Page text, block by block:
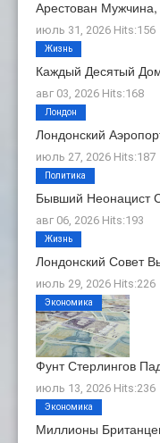
Арестован
июль 31, 2026 Hits:156
Каждый Десятый
авг 03, 2026 Hits:168
Жизнь
Лондонский
июль 27, 2026 Hits:187
Лондон
Бывший Неонацист
авг 06, 2026 Hits:193
Политика
Лондонский Совет
июль 29, 2026 Hits:226
Жизнь
Фунт Стерлингов
июль 13, 2026 Hits:236
Экономика
Миллионы
Экономика